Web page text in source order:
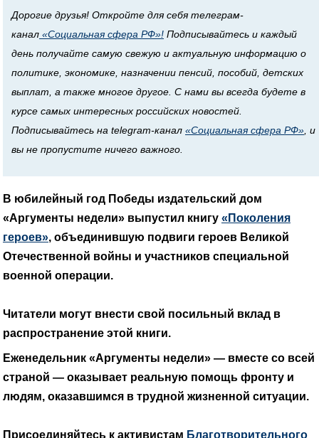
Дорогие друзья! Откройте для себя телеграм-
канал «Социальная сфера РФ»! Подписывайтесь и каждый
день получайте самую свежую и актуальную информацию о
политике, экономике, назначении пенсий, пособий, детских
выплат, а также многое другое. С нами вы всегда будете в
курсе самых интересных российских новостей.
Подписывайтесь на telegram-канал «Социальная сфера РФ» , и
вы не пропустите ничего важного.
В юбилейный год Победы издательский дом
«Аргументы недели» выпустил книгу «Поколения
героев», объединившую подвиги героев Великой
Отечественной войны и участников специальной
военной операции.
Читатели могут внести свой посильный вклад в
распространение этой книги.
Еженедельник «Аргументы недели» — вместе со всей
страной — оказывает реальную помощь фронту и
людям, оказавшимся в трудной жизненной ситуации.
Присоединяйтесь к активистам Благотворительного